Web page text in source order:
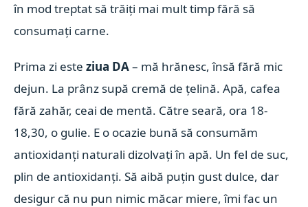
în mod treptat să trăiți mai mult timp fără să
consumați carne.
Prima zi esteziua DA– mă hrănesc, însă fără mic
dejun. La prânz supă cremă de țelină. Apă, cafea
fără zahăr, ceai de mentă. Către seară, ora 18-
18,30, o gulie. E o ocazie bună să consumăm
antioxidanți naturali dizolvați în apă. Un fel de suc,
plin de antioxidanți. Să aibă puțin gust dulce, dar
desigur că nu pun nimic măcar miere, îmi fac un